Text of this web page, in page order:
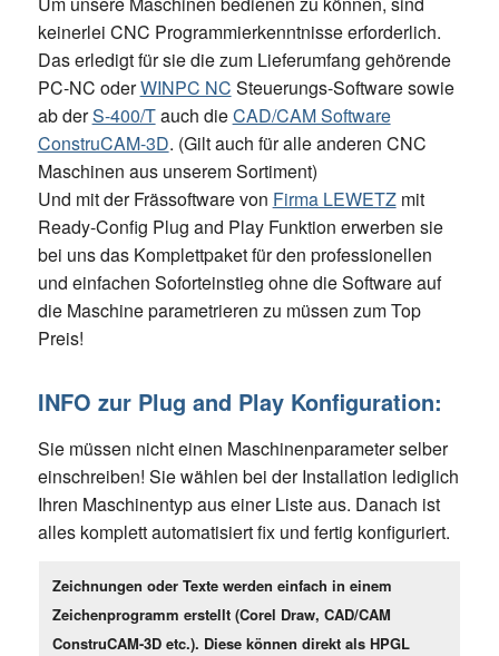
keinerlei CNC Programmierkenntnisse erforderlich.
Das erledigt für sie die zum Lieferumfang gehörende
PC-NC oderWINPC NC Steuerungs-Software sowie
ab derS-400/Tauch dieCAD/CAM Software
ConstruCAM-3D. (Gilt auch für alle anderen CNC
Maschinen aus unserem Sortiment)
Und mit der Frässoftware von Firma LEWETZmit
Ready-Config Plug and Play Funktion erwerben sie
bei uns das Komplettpaket für den professionellen
und einfachen Soforteinstieg ohne die Software auf
die Maschine parametrieren zu müssen zum Top
Preis!
INFO zur Plug and Play Konfiguration:
Sie müssen nicht einen Maschinenparameter selber
einschreiben! Sie wählen bei der Installation lediglich
Ihren Maschinentyp aus einer Liste aus. Danach ist
alles komplett automatisiert fix und fertig konfiguriert.
Zeichnungen oder Texte werden einfach in einem
Zeichenprogramm erstellt (Corel Draw, CAD/CAM
ConstruCAM-3D etc.). Diese können direkt als HPGL